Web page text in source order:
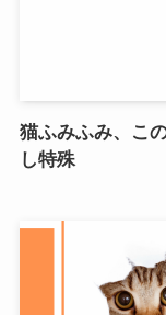
猫ふみふみ、こ
し特殊